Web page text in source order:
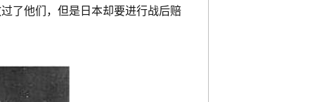
了他们，但是日本却要进行战后赔